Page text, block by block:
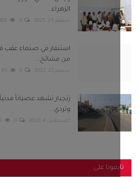
الزهراء...
سبتمبر 29, 2025 0
103
من مشائخ...
0
95
زنجبار تشهد عصياناً مدنياً
وتردي...
أغسطس 4, 2026 0
65
على